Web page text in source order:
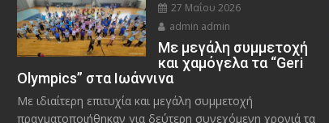
27 Μαΐου 2026
admin admin
Με μεγάλη συμμετοχή
και χαμόγελα τα “Geri
Olympics” στα Ιωάννινα
Με ιδιαίτερη επιτυχία και μεγάλη συμμετοχή
πραγματοποιήθηκαν για δεύτερη συνεχόμενη χρονιά τα